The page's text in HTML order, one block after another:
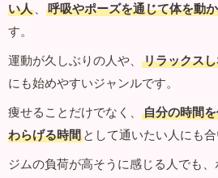
い人 、 呼吸やポーズを通じて体を動
す。
運動が久しぶりの人や、
リラックス
にも始めやすいジャンルです。
痩せることだけでなく、
自分の時間
わらげる時間 として通いたい人にも合
ジムの負荷が高そうに感じる人でも